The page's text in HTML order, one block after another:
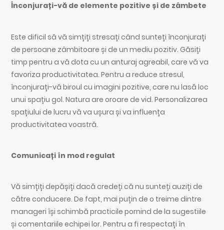
Înconjurați-vă de elemente pozitive și de zâmbete
Este dificil să vă simțiți stresați când sunteți înconjurați
de persoane zâmbitoare și de un mediu pozitiv. Găsiți
timp pentru a vă dota cu un anturaj agreabil, care vă va
favoriza productivitatea. Pentru a reduce stresul,
înconjurați-vă biroul cu imagini pozitive, care nu lasă loc
unui spațiu gol. Natura are oroare de vid. Personalizarea
spațiului de lucru vă va ușura și va influența
productivitatea voastră.
Comunicați în mod regulat
Vă simțiți depășiți dacă credeți că nu sunteți auziți de
către conducere. De fapt, mai puțin de o treime dintre
manageri își schimbă practicile pornind de la sugestiile
și comentariile echipei lor. Pentru a fi respectați în